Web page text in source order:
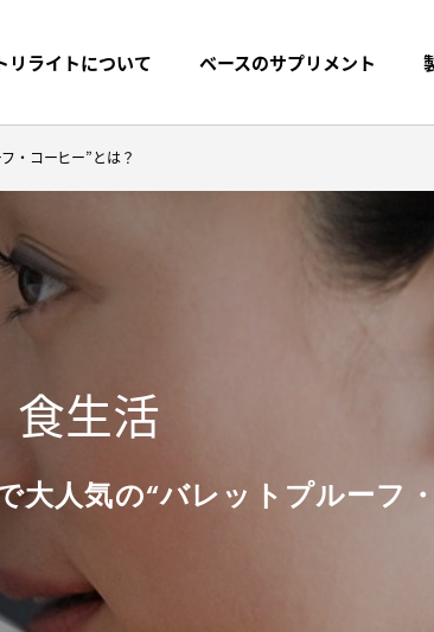
リライトについて ベースのサプリメント
・コーヒー”とは？
食生活
大人気の“バレットプルーフ